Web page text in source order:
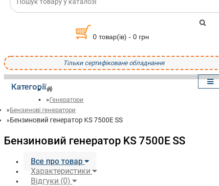
0 товар(ів) - 0 грн
Тільки сертифіковане обладнання
Категорії
Генератори
Бензинові генератори
Бензиновий генератор KS 7500E SS
Бензиновий генератор KS 7500E SS
Все про товар
Характеристики
Відгуки (0)